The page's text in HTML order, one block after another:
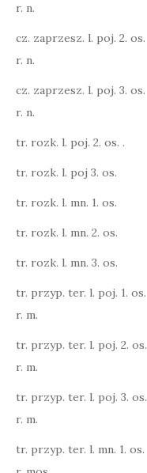
r. n.
cz. zaprzesz. l. poj. 2. os.
r. n.
cz. zaprzesz. l. poj. 3. os.
r. n.
tr. rozk. l. poj. 2. os. .
tr. rozk. l. poj 3. os.
tr. rozk. l. mn. 1. os.
tr. rozk. l. mn. 2. os.
tr. rozk. l. mn. 3. os.
tr. przyp. ter. l. poj. 1. os.
r. m.
tr. przyp. ter. l. poj. 2. os.
r. m.
tr. przyp. ter. l. poj. 3. os.
r. m.
tr. przyp. ter. l. mn. 1. os.